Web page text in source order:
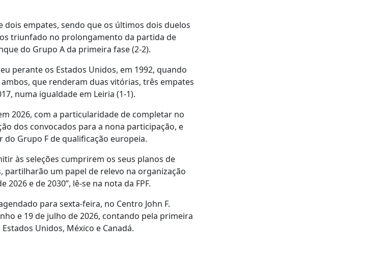
empates, sendo que os últimos dois duelos
triunfado no prolongamento da partida de
do Grupo A da primeira fase (2-2).
perante os Estados Unidos, em 1992, quando
que renderam duas vitórias, três empates
numa igualdade em Leiria (1-1).
2026, com a particularidade de completar no
dos convocados para a nona participação, e
Grupo F de qualificação europeia.
às seleções cumprirem os seus planos de
um papel de relevo na organização
e de 2030”, lê-se na nota da FPF.
para sexta-feira, no Centro John F.
e 19 de julho de 2026, contando pela primeira
Unidos, México e Canadá.